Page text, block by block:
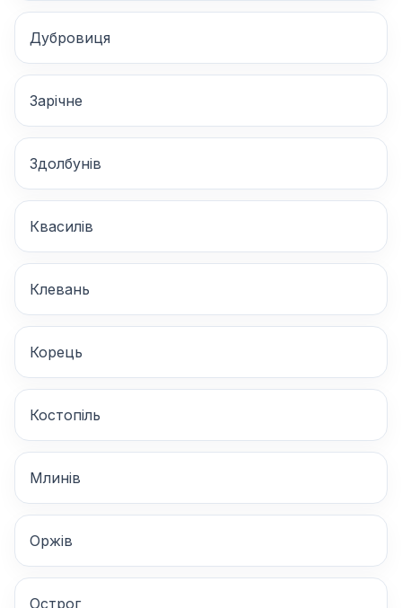
Дубровиця
Зарічне
Здолбунів
Квасилів
Клевань
Корець
Костопіль
Млинів
Оржів
Острог